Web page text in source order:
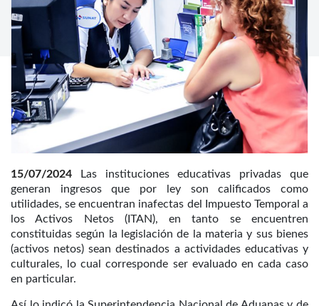
18/07/2024
15/07/2024 Las instituciones educativas privadas que
generan ingresos que por ley son calificados como
utilidades, se encuentran inafectas del Impuesto Temporal a
los Activos Netos (ITAN), en tanto se encuentren
constituidas según la legislación de la materia y sus bienes
(activos netos) sean destinados a actividades educativas y
culturales, lo cual corresponde ser evaluado en cada caso
en particular.